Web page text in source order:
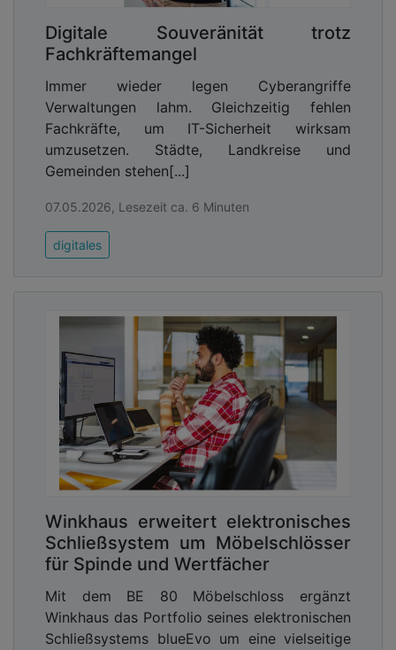
Digitale Souveränität trotz
Fachkräftemangel
Immer wieder legen Cyberangriffe
Verwaltungen lahm. Gleichzeitig fehlen
Fachkräfte, um IT-Sicherheit wirksam
umzusetzen. Städte, Landkreise und
Gemeinden stehen[...]
07.05.2026, Lesezeit ca. 6 Minuten
digitales
Winkhaus erweitert elektronisches
Schließsystem um Möbelschlösser
für Spinde und Wertfächer
Mit dem BE 80 Möbelschloss ergänzt
Winkhaus das Portfolio seines elektronischen
Schließsystems blueEvo um eine vielseitige